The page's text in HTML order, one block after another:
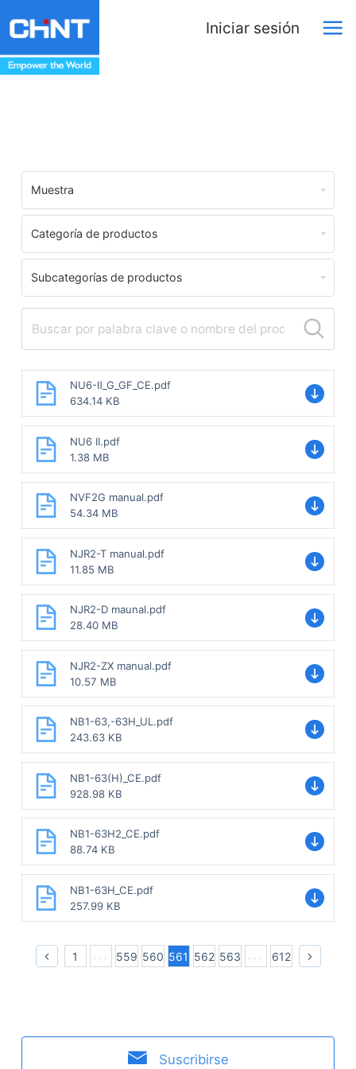
Iniciar sesión
Muestra
Categoría de productos
Subcategorías de productos
NU6-Ⅱ_G_GF_CE.pdf
634.14 KB
NU6 II.pdf
1.38 MB
NVF2G manual.pdf
54.34 MB
NJR2-T manual.pdf
11.85 MB
NJR2-D maunal.pdf
28.40 MB
NJR2-ZX manual.pdf
10.57 MB
NB1-63,-63H_UL.pdf
243.63 KB
NB1-63(H)_CE.pdf
928.98 KB
NB1-63H2_CE.pdf
88.74 KB
NB1-63H_CE.pdf
257.99 KB
1 559 560 561 562 563 612
Suscribirse